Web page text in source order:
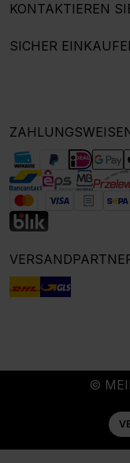
KONTAKTIEREN
SICHER
©